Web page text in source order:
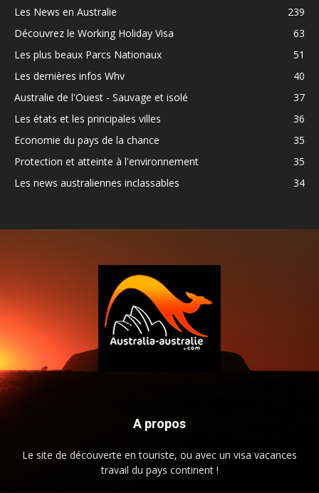
Les News en Australie
239
Découvrez le Working Holiday Visa
63
Les plus beaux Parcs Nationaux
51
Les dernières infos Whv
40
Australie de l'Ouest - Sauvage et isolé
37
Les états et les principales villes
36
Economie du pays de la chance
35
Protection et atteinte à l'environnement
35
Les news australiennes inclassables
34
A propos
Le site de découverte en touriste, ou avec un visa vacances
travail du pays continent !